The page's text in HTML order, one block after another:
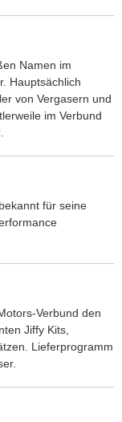
Namen im
Hauptsächlich
von Vergasern und
im Verbund
für seine
Verbund den
Jiffy Kits,
Lieferprogramm